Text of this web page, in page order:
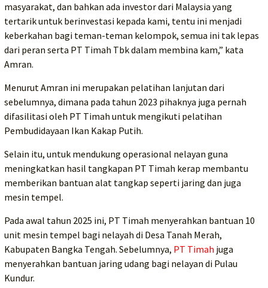
masyarakat, dan bahkan ada investor dari Malaysia yang
tertarik untuk berinvestasi kepada kami, tentu ini menjadi
keberkahan bagi teman-teman kelompok, semua ini tak lepas
dari peran serta PT Timah Tbk dalam membina kam,” kata
Amran.
Menurut Amran ini merupakan pelatihan lanjutan dari
sebelumnya, dimana pada tahun 2023 pihaknya juga pernah
difasilitasi oleh PT Timah untuk mengikuti pelatihan
Pembudidayaan Ikan Kakap Putih.
Selain itu, untuk mendukung operasional nelayan guna
meningkatkan hasil tangkapan PT Timah kerap membantu
memberikan bantuan alat tangkap seperti jaring dan juga
mesin tempel.
Pada awal tahun 2025 ini, PT Timah menyerahkan bantuan 10
unit mesin tempel bagi nelayah di Desa Tanah Merah,
Kabupaten Bangka Tengah. Sebelumnya, PT Timah juga
menyerahkan bantuan jaring udang bagi nelayan di Pulau
Kundur.